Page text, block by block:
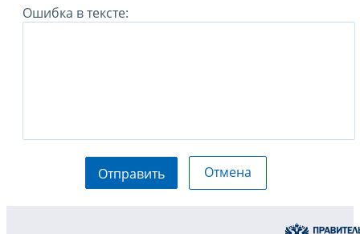
Ошибка в тексте:
Отправить Отмена